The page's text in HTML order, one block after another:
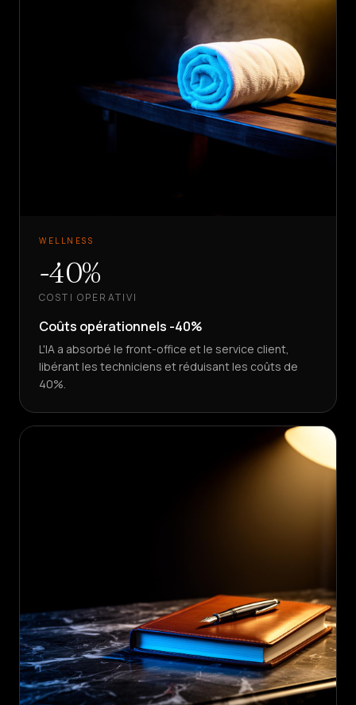
WELLNESS
-40%
COSTI OPERATIVI
Coûts opérationnels -40%
L'IA a absorbé le front-office et le service client,
libérant les techniciens et réduisant les coûts de
40%.